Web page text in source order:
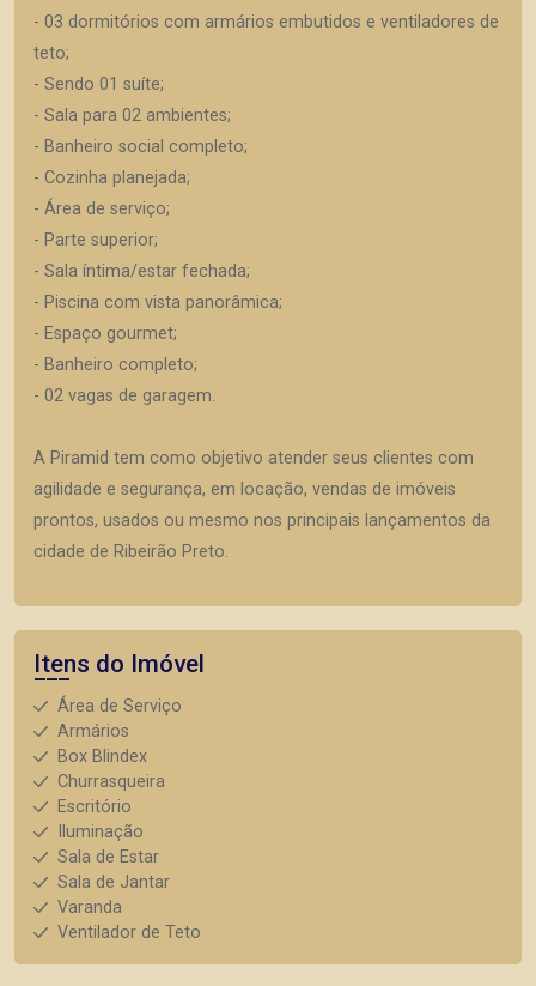
- 03 dormitórios com armários embutidos e ventiladores de
teto;
- Sendo 01 suíte;
- Sala para 02 ambientes;
- Banheiro social completo;
- Cozinha planejada;
- Área de serviço;
- Parte superior;
- Sala íntima/estar fechada;
- Piscina com vista panorâmica;
- Espaço gourmet;
- Banheiro completo;
- 02 vagas de garagem.
A Piramid tem como objetivo atender seus clientes com
agilidade e segurança, em locação, vendas de imóveis
prontos, usados ou mesmo nos principais lançamentos da
cidade de Ribeirão Preto.
Itens do Imóvel
Área de Serviço
Armários
Box Blindex
Churrasqueira
Escritório
Iluminação
Sala de Estar
Sala de Jantar
Varanda
Ventilador de Teto